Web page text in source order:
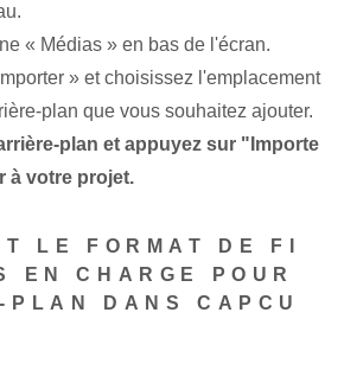
« Médias » en bas de l'écran.
» et choisissez l'emplacement
plan que vous souhaitez ajouter.
plan et appuyez sur "Importe
à votre projet.
LE FORMAT DE FI
EN CHARGE POUR
PLAN DANS CAPCU